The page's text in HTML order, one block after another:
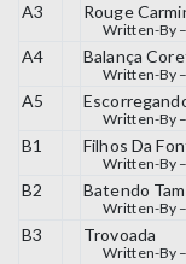
A3 Rouge
Written-By –
A4 Balança
Written-By –
A5
Written-By –
B1 Filhos Da
Written-By –
B2 Batendo
Written-By –
B3 Trovoada
Written-By –